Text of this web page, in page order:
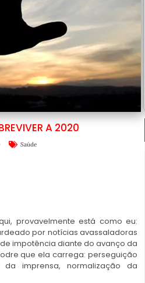
A 2020
Saúde
provavelmente está como eu:
por notícias avassaladoras
impotência diante do avanço da
que ela carrega: perseguição
imprensa, normalização da